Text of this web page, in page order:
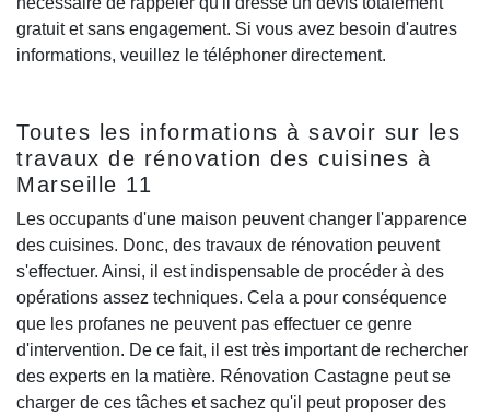
gratuit et sans engagement. Si vous avez besoin d'autres
informations, veuillez le téléphoner directement.
Toutes les informations à savoir sur les
travaux de rénovation des cuisines à
Marseille 11
Les occupants d'une maison peuvent changer l'apparence
des cuisines. Donc, des travaux de rénovation peuvent
s'effectuer. Ainsi, il est indispensable de procéder à des
opérations assez techniques. Cela a pour conséquence
que les profanes ne peuvent pas effectuer ce genre
d'intervention. De ce fait, il est très important de rechercher
des experts en la matière. Rénovation Castagne peut se
charger de ces tâches et sachez qu'il peut proposer des